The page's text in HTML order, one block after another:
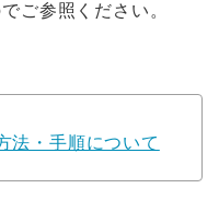
ご参照ください。
法・手順について